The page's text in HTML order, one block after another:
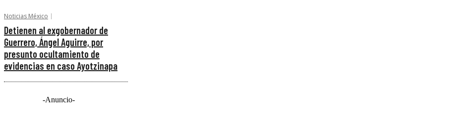
Noticias México
Detienen al exgobernador de
Guerrero, Ángel Aguirre, por
presunto ocultamiento de
evidencias en caso Ayotzinapa
-Anuncio-